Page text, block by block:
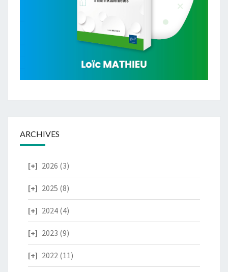
ARCHIVES
2026 (3)
2025 (8)
2024 (4)
2023 (9)
2022 (11)